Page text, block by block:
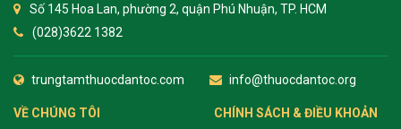
Số 145 Hoa Lan, phường 2, quận Phú Nhuận, TP. HCM
(028)3622 1382
trungtamthuocdantoc.com info@thuocdantoc.org
VỀ CHÚNG TÔI CHÍNH SÁCH & ĐIỀU KHOẢN